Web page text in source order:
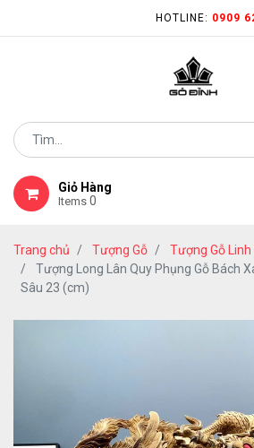
HOTLINE: 0909
Giỏ Hàng
Items 0
Trang chủ Tượng Gỗ
Tượng Gỗ
Tượng Long Lân Quy Phụng Gỗ Bách
Sâu 23 (cm)